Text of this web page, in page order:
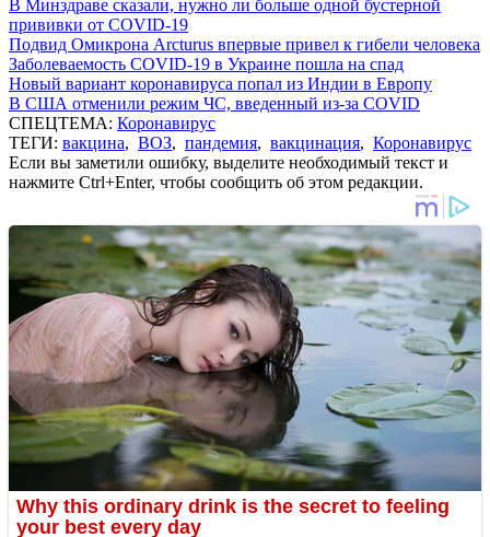
В Минздраве сказали, нужно ли больше одной бустерной
прививки от COVID-19
Подвид Омикрона Arcturus впервые привел к гибели человека
Заболеваемость COVID-19 в Украине пошла на спад
Новый вариант коронавируса попал из Индии в Европу
В США отменили режим ЧС, введенный из-за COVID
СПЕЦТЕМА: Коронавирус
ТЕГИ: вакцина, ВОЗ, пандемия, вакцинация, Коронавирус
Если вы заметили ошибку, выделите необходимый текст и
нажмите Ctrl+Enter, чтобы сообщить об этом редакции.